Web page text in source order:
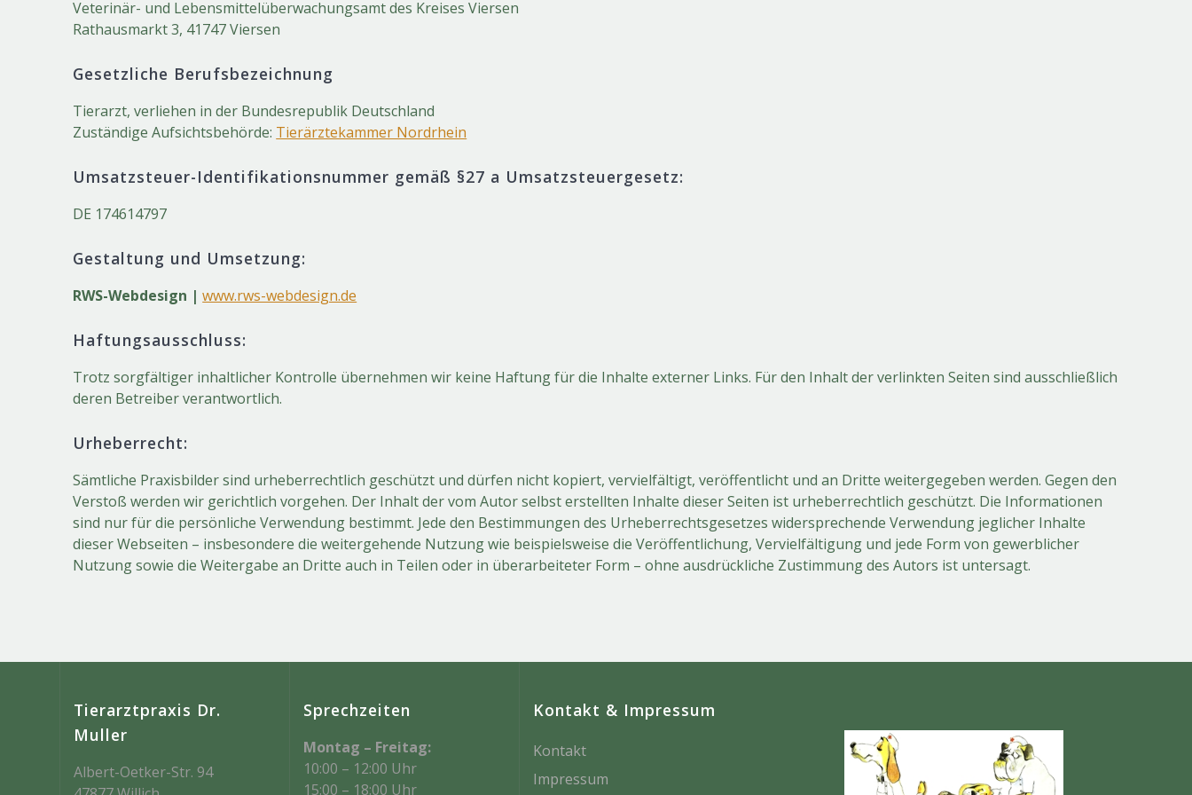
Veterinär- und Lebensmittelüberwachungsamt des Kreises Viersen
Rathausmarkt 3, 41747 Viersen
Gesetzliche Berufsbezeichnung
Tierarzt, verliehen in der Bundesrepublik Deutschland
Zuständige Aufsichtsbehörde: Tierärztekammer Nordrhein
Umsatzsteuer-Identifikationsnummer gemäß §27 a Umsatzsteuergesetz:
DE 174614797
Gestaltung und Umsetzung:
RWS-Webdesign | www.rws-webdesign.de
Haftungsausschluss:
Trotz sorgfältiger inhaltlicher Kontrolle übernehmen wir keine Haftung für die Inhalte externer Links. Für den Inhalt der verlinkten Seiten sind ausschließlich
deren Betreiber verantwortlich.
Urheberrecht:
Sämtliche Praxisbilder sind urheberrechtlich geschützt und dürfen nicht kopiert, vervielfältigt, veröffentlicht und an Dritte weitergegeben werden. Gegen den
Verstoß werden wir gerichtlich vorgehen. Der Inhalt der vom Autor selbst erstellten Inhalte dieser Seiten ist urheberrechtlich geschützt. Die Informationen
sind nur für die persönliche Verwendung bestimmt. Jede den Bestimmungen des Urheberrechtsgesetzes widersprechende Verwendung jeglicher Inhalte
dieser Webseiten – insbesondere die weitergehende Nutzung wie beispielsweise die Veröffentlichung, Vervielfältigung und jede Form von gewerblicher
Nutzung sowie die Weitergabe an Dritte auch in Teilen oder in überarbeiteter Form – ohne ausdrückliche Zustimmung des Autors ist untersagt.
Tierarztpraxis Dr.
Muller
Albert-Oetker-Str. 94
Sprechzeiten
Montag – Freitag:
10:00 – 12:00 Uhr
15:00 – 18:00 Uhr
Kontakt & Impressum
Kontakt
Impressum